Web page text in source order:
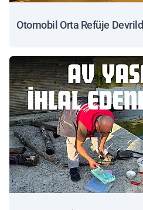
Otomobil Orta Refüje